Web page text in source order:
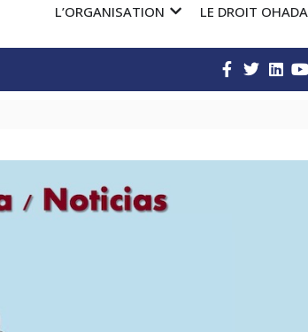
L’ORGANISATION LE DROIT OHADA